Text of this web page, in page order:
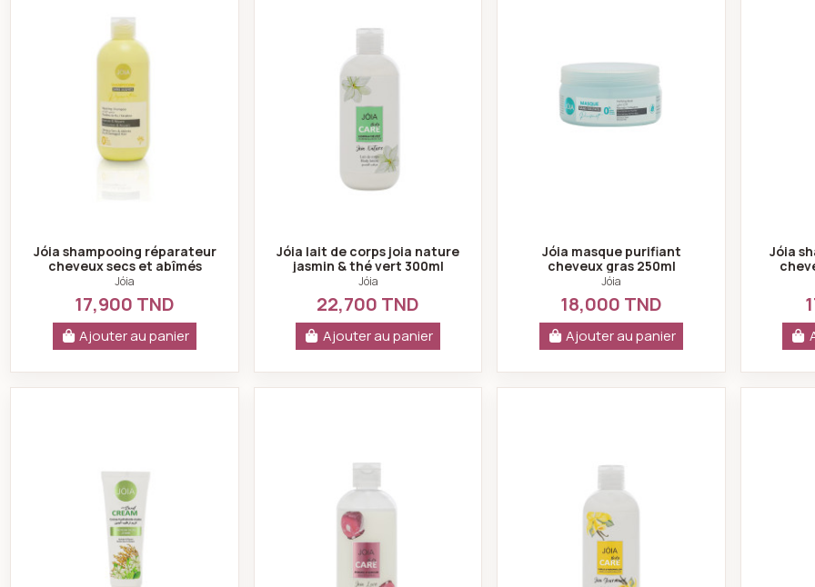
Jóia shampooing réparateur
cheveux secs et abîmés
300ml
Jóia
17,900 TND
Ajouter au panier
Jóia lait de corps joia nature
jasmin & thé vert 300ml
Jóia
22,700 TND
Ajouter au panier
Jóia masque purifiant
cheveux gras 250ml
Jóia
18,000 TND
Ajouter au panier
Jóia